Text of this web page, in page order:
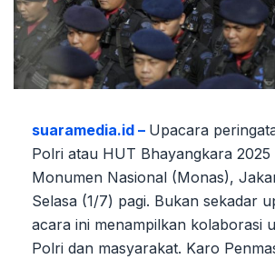
suaramedia.id – Upacara
Polri atau HUT Bhayangkara 2025
Monumen Nasional (Monas),
Selasa (1/7) pagi. Bukan sekadar
acara ini menampilkan kolaborasi
Polri dan masyarakat. Karo